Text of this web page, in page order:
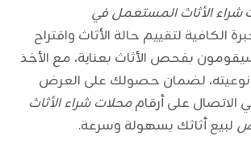
شراء الأثاث المستعمل في
الكافية لتقييم حالة الأثاث واقتراح
بفحص الأثاث بعناية، مع الأخذ
ونوعيته، لضمان حصولك على العرض
الاتصال على أرقاممحلات شراء الأثاث
لبيع أثاثك بسهولة وسرعة.